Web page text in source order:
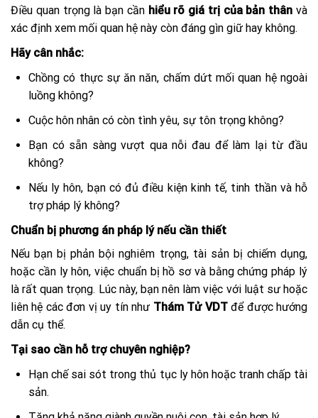
Điều quan trọng là bạn cần hiểu rõ giá trị của bản thân và
xác định xem mối quan hệ này còn đáng gìn giữ hay không.
Hãy cân nhắc:
Chồng có thực sự ăn năn, chấm dứt mối quan hệ ngoài
luồng không?
Cuộc hôn nhân có còn tình yêu, sự tôn trọng không?
Bạn có sẵn sàng vượt qua nỗi đau để làm lại từ đầu
không?
Nếu ly hôn, bạn có đủ điều kiện kinh tế, tinh thần và hỗ
trợ pháp lý không?
Chuẩn bị phương án pháp lý nếu cần thiết
Nếu bạn bị phản bội nghiêm trọng, tài sản bị chiếm dụng,
hoặc cần ly hôn, việc chuẩn bị hồ sơ và bằng chứng pháp lý
là rất quan trọng. Lúc này, bạn nên làm việc với luật sư hoặc
liên hệ các đơn vị uy tín như Thám Tử VDTđể được hướng
dẫn cụ thể.
Tại sao cần hỗ trợ chuyên nghiệp?
Hạn chế sai sót trong thủ tục ly hôn hoặc tranh chấp tài
sản.